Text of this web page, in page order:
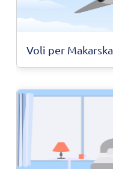
Voli per Makarska